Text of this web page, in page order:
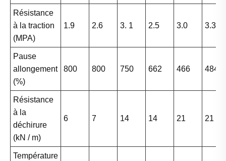
Résistance
à la traction
(MPA)
1.9 2.6 3. 1 2.5 3.0 3.3
Pause
allongement
(%)
800 800 750 662 466 484
Résistance
à la
déchirure
(kN / m)
6 7 14 14 21 21
Température